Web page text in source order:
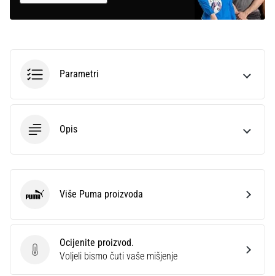
Parametri
Opis
Ocijenite proizvod.
Ocijenite proizvod.
Voljeli bismo čuti vaše mišjenje
Puma Više Puma proizvoda